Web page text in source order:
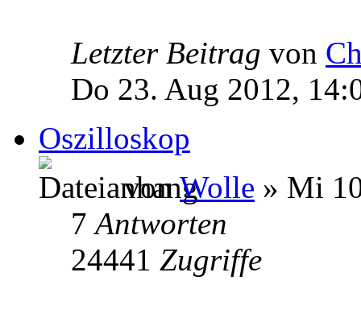
Letzter Beitrag von
Do 23. Aug 2012,
Oszilloskop
vonWolle » Mi
7Antworten
24441 Zugriffe